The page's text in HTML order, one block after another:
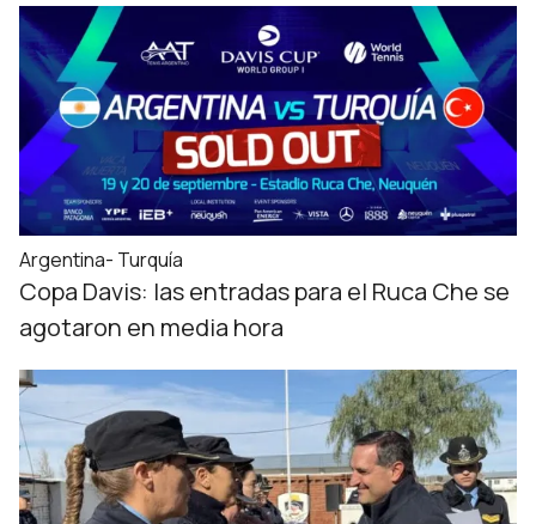
Argentina- Turquía
Copa Davis: las entradas para el Ruca Che se
agotaron en media hora